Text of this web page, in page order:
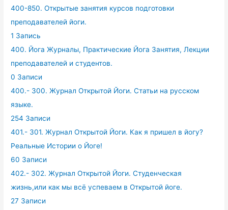
400-850. Открытые занятия курсов подготовки
преподавателей йоги.
1 Запись
400. Йога Журналы, Практические Йога Занятия, Лекции
преподавателей и студентов.
0 Записи
400.- 300. Журнал Открытой Йоги. Статьи на русском
языке.
254 Записи
401.- 301. Журнал Открытой Йоги. Как я пришел в йогу?
Реальные Истории о Йоге!
60 Записи
402.- 302. Журнал Открытой Йоги. Студенческая
жизнь,или как мы всё успеваем в Открытой йоге.
27 Записи